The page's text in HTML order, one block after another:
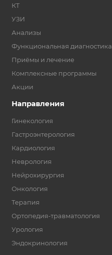
КТ
УЗИ
Анализы
Функциональная диагностика
Приёмы и лечение
Комплексные программы
Акции
Направления
Гинекология
Гастроэнтерология
Кардиология
Неврология
Нейрохирургия
Онкология
Терапия
Ортопедия-травматология
Урология
Эндокринология